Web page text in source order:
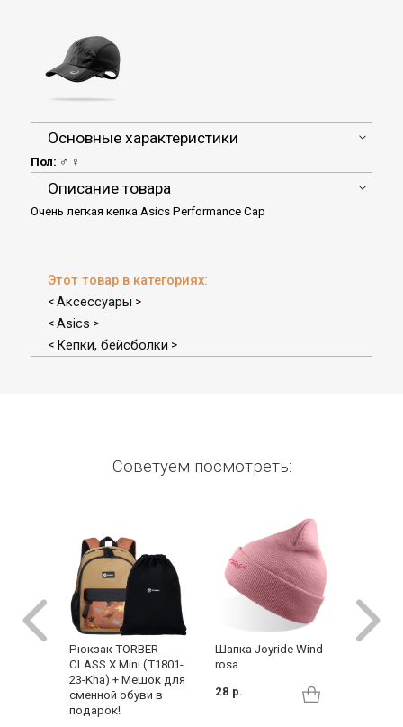
Основные характеристики
Пол: ♂ ♀
Описание товара
Очень легкая кепка Asics Performance Cap
Этот товар в категориях:
< Аксессуары >
< Asics >
< Кепки, бейсболки >
Советуем посмотреть:
Рюкзак TORBER
CLASS X Mini (T1801-
23-Kha) + Мешок для
сменной обуви в
подарок!
Шапка Joyride Wind
rosa
28 р.